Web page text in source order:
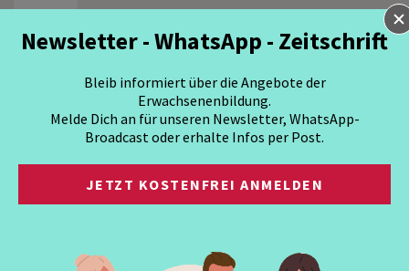
Newsletter - WhatsApp - Zeitschrift
Bleib informiert über die Angebote der
Erwachsenenbildung.
Melde Dich an für unseren Newsletter, WhatsApp-
Broadcast oder erhalte Infos per Post.
JETZT KOSTENFREI ANMELDEN